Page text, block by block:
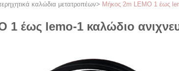
καλώδια μετατροπέων> Μήκος 2m LEMO 1 έως
1 έως lemo-1 καλώδιο